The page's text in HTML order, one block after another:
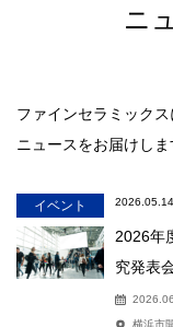
ニ
ファインセラミック
ニュースをお届けしま
イベント 2026.05.14
2026年
究発表
横浜市